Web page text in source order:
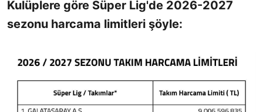
Kulüplere göre Süper Lig'de 2026-2027
sezonu harcama limitleri şöyle: